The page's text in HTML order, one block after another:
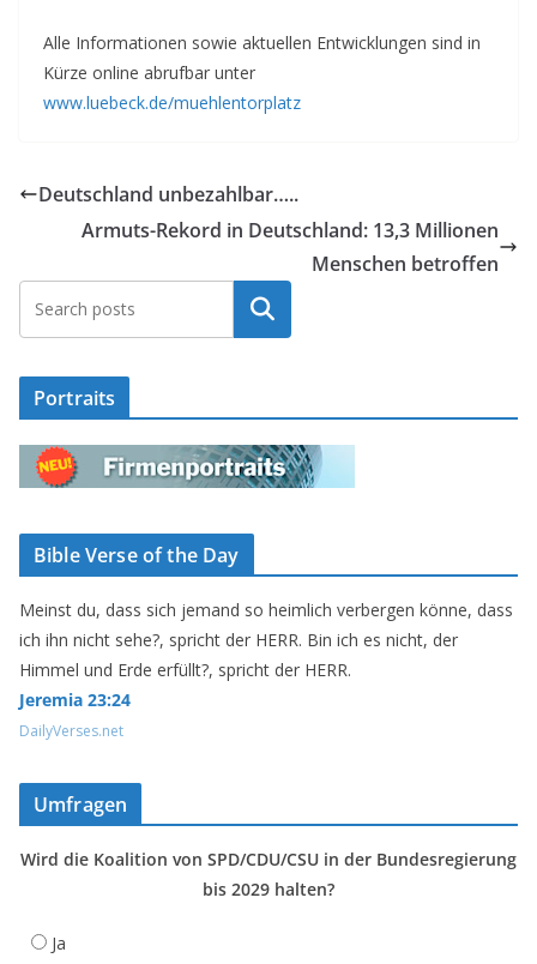
Alle Informationen sowie aktuellen Entwicklungen sind in
Kürze online abrufbar unter
www.luebeck.de/muehlentorplatz
Deutschland unbezahlbar…..
Armuts-Rekord in Deutschland: 13,3 Millionen
Menschen betroffen
Suchen
Portraits
Bible Verse of the Day
Meinst du, dass sich jemand so heimlich verbergen könne, dass
ich ihn nicht sehe?, spricht der HERR. Bin ich es nicht, der
Himmel und Erde erfüllt?, spricht der HERR.
Jeremia 23:24
DailyVerses.net
Umfragen
Wird die Koalition von SPD/CDU/CSU in der Bundesregierung
bis 2029 halten?
Ja